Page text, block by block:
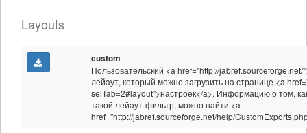
Layouts
custom
Пользовательский <a href="http://jabref.sourceforge.net/
лейаут, который можно загрузить на странице <a
selTab=2#layout">настроек</a>. Информацию о том,
такой лейаут-фильтр, можно найти <a
href="http://jabref.sourceforge.net/help/